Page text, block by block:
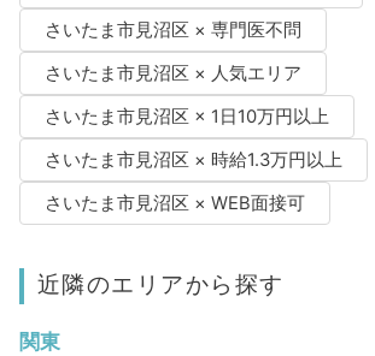
さいたま市見沼区 × 専門医不問
さいたま市見沼区 × 人気エリア
さいたま市見沼区 × 1日10万円以上
さいたま市見沼区 × 時給1.3万円以上
さいたま市見沼区 × WEB面接可
近隣のエリアから探す
関東